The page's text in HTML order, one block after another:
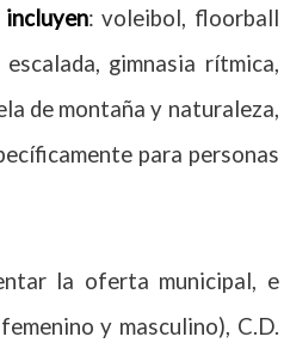
: voleibol, floorball
gimnasia rítmica,
de montaña y naturaleza,
para personas
la oferta municipal, e
y masculino), C.D.